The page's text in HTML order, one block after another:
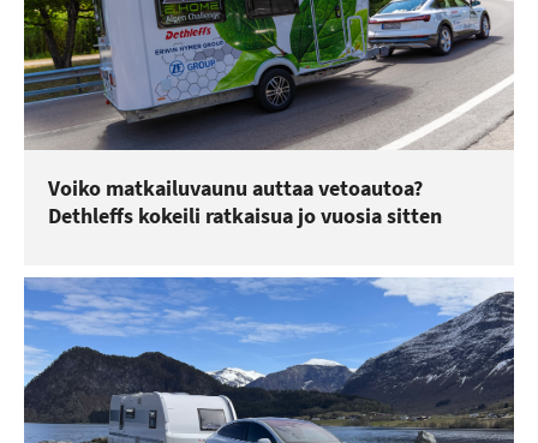
Voiko matkailuvaunu auttaa vetoautoa?
Dethleffs kokeili ratkaisua jo vuosia sitten